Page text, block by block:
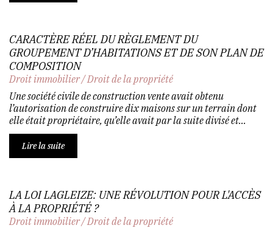
CARACTÈRE RÉEL DU RÈGLEMENT DU
GROUPEMENT D’HABITATIONS ET DE SON PLAN DE
COMPOSITION
Droit immobilier/Droit de la propriété
Une société civile de construction vente avait obtenu
l’autorisation de construire dix maisons sur un terrain dont
elle était propriétaire, qu’elle avait par la suite divisé et...
Lire la suite
LA LOI LAGLEIZE: UNE RÉVOLUTION POUR L'ACCÈS
À LA PROPRIÉTÉ ?
Droit immobilier/Droit de la propriété